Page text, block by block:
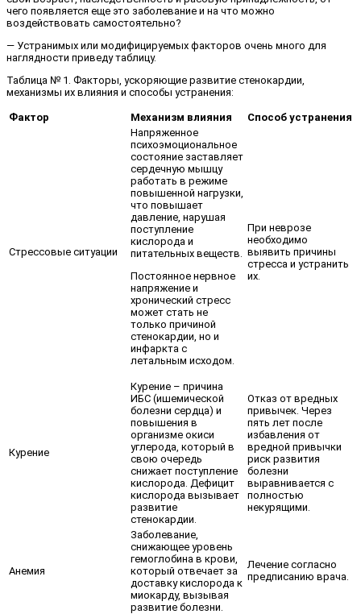
чего появляется еще это заболевание и на что можно
воздействовать самостоятельно?
— Устранимых или модифицируемых факторов очень много для
наглядности приведу таблицу.
Таблица № 1. Факторы, ускоряющие развитие стенокардии,
механизмы их влияния и способы устранения:
Фактор Механизм влияния Способ устранения
Стрессовые ситуации
Напряженное
психоэмоциональное
состояние заставляет
сердечную мышцу
работать в режиме
повышенной нагрузки,
что повышает
давление, нарушая
поступление
кислорода и
питательных веществ.
Постоянное нервное
напряжение и
хронический стресс
может стать не
только причиной
стенокардии, но и
инфаркта с
летальным исходом.
При неврозе
необходимо
выявить причины
стресса и устранить
их.
Курение
Курение – причина
ИБС (ишемической
болезни сердца) и
повышения в
организме окиси
углерода, который в
свою очередь
снижает поступление
кислорода. Дефицит
кислорода вызывает
развитие
стенокардии.
Отказ от вредных
привычек. Через
пять лет после
избавления от
вредной привычки
риск развития
болезни
выравнивается с
полностью
некурящими.
Анемия
Заболевание,
снижающее уровень
гемоглобина в крови,
который отвечает за
доставку кислорода к
миокарду, вызывая
развитие болезни.
Лечение согласно
предписанию врача.